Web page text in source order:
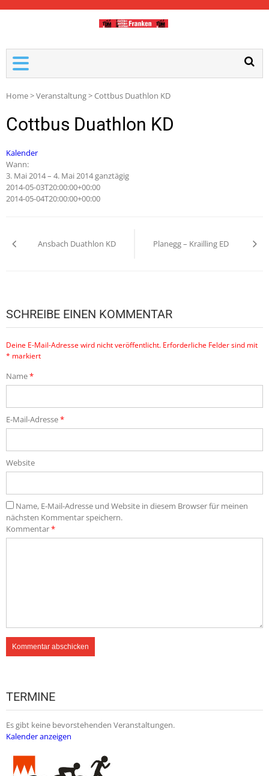
Home>Veranstaltung>Cottbus Duathlon KD
Cottbus Duathlon KD
Kalender
Wann:
3. Mai 2014 – 4. Mai 2014ganztägig
2014-05-03T20:00:00+00:00
2014-05-04T20:00:00+00:00
Ansbach Duathlon KD Planegg – Krailling ED
SCHREIBE EINEN KOMMENTAR
Deine E-Mail-Adresse wird nicht veröffentlicht. Erforderliche Felder sind mit
* markiert
Name*
E-Mail-Adresse*
Website
Name, E-Mail-Adresse und Website in diesem Browser für meinen
nächsten Kommentar speichern.
Kommentar*
TERMINE
Es gibt keine bevorstehenden Veranstaltungen.
Kalender anzeigen